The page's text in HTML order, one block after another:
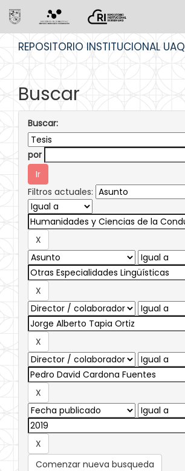
REPOSITORIO INSTITUCIONAL UAQ
Buscar
Buscar:
por
Filtros actuales:
Comenzar nueva busqueda